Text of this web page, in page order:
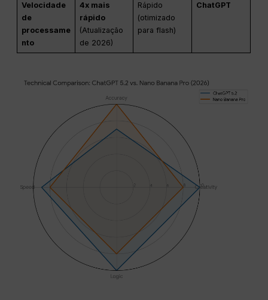
Velocidade
de
processame
nto
4x mais
rápido
(Atualização
de 2026)
Rápido
(otimizado
para flash)
ChatGPT